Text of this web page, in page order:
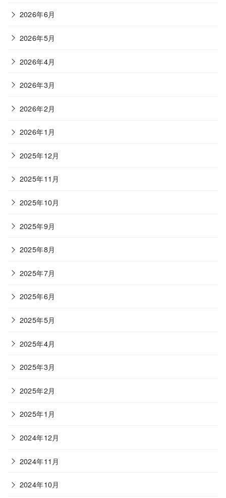
2026年6月
2026年5月
2026年4月
2026年3月
2026年2月
2026年1月
2025年12月
2025年11月
2025年10月
2025年9月
2025年8月
2025年7月
2025年6月
2025年5月
2025年4月
2025年3月
2025年2月
2025年1月
2024年12月
2024年11月
2024年10月